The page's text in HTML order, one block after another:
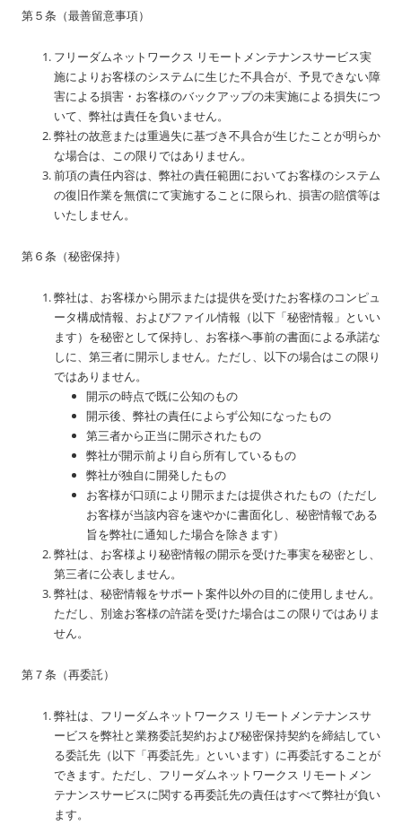
第５条（最善留意事項）
フリーダムネットワークス リモートメンテナンスサービス実
施によりお客様のシステムに生じた不具合が、予見できない障
害による損害・お客様のバックアップの未実施による損失につ
いて、弊社は責任を負いません。
弊社の故意または重過失に基づき不具合が生じたことが明らか
な場合は、この限りではありません。
前項の責任内容は、弊社の責任範囲においてお客様のシステム
の復旧作業を無償にて実施することに限られ、損害の賠償等は
いたしません。
第６条（秘密保持）
弊社は、お客様から開示または提供を受けたお客様のコンピュ
ータ構成情報、およびファイル情報（以下「秘密情報」といい
ます）を秘密として保持し、お客様へ事前の書面による承諾な
しに、第三者に開示しません。ただし、以下の場合はこの限り
ではありません。
開示の時点で既に公知のもの
開示後、弊社の責任によらず公知になったもの
第三者から正当に開示されたもの
弊社が開示前より自ら所有しているもの
弊社が独自に開発したもの
お客様が口頭により開示または提供されたもの（ただし
お客様が当該内容を速やかに書面化し、秘密情報である
旨を弊社に通知した場合を除きます）
弊社は、お客様より秘密情報の開示を受けた事実を秘密とし、
第三者に公表しません。
弊社は、秘密情報をサポート案件以外の目的に使用しません。
ただし、別途お客様の許諾を受けた場合はこの限りではありま
せん。
第７条（再委託）
弊社は、フリーダムネットワークス リモートメンテナンスサ
ービスを弊社と業務委託契約および秘密保持契約を締結してい
る委託先（以下「再委託先」といいます）に再委託することが
できます。ただし、フリーダムネットワークス リモートメン
テナンスサービスに関する再委託先の責任はすべて弊社が負い
ます。